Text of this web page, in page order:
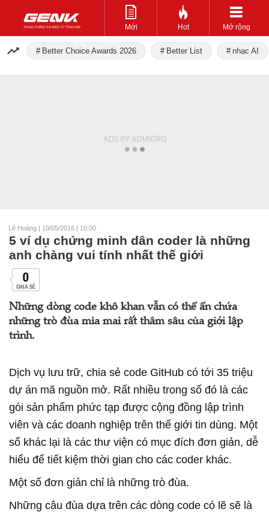
Mới Hot Mở rộng
Better Choice Awards 2026 Better List nhạc AI
Lê Hoàng | 10/05/2016 | 10:00
5 ví dụ chứng minh dân coder là những
anh chàng vui tính nhất thế giới
0
CHIA SẺ
Những dòng code khô khan vẫn có thể ẩn chứa
những trò đùa mỉa mai rất thâm sâu của giới lập
trình.
Dịch vụ lưu trữ, chia sẻ code GitHub có tới 35 triệu
dự án mã nguồn mở. Rất nhiều trong số đó là các
gói sản phẩm phức tạp được cộng đồng lập trình
viên và các doanh nghiệp trên thế giới tin dùng. Một
số khác lại là các thư viện có mục đích đơn giản, dễ
hiểu để tiết kiệm thời gian cho các coder khác.
Một số đơn giản chỉ là những trò đùa.
Những câu đùa dựa trên các dòng code có lẽ sẽ là